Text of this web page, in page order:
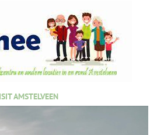
AMSTELVEEN